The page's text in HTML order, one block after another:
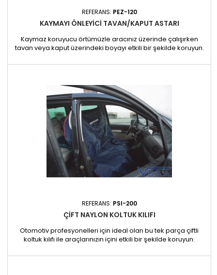
REFERANS: PEZ-120
KAYMAYI ÖNLEYICI TAVAN/KAPUT ASTARI
Kaymaz koruyucu örtümüzle aracınız üzerinde çalışırken
tavan veya kaput üzerindeki boyayı etkili bir şekilde koruyun.
yüzeyine zarar verme riski olmadan aletlerin, vidaların ve
çözüm sunar. Boyutlar ve ağırlık : Boyutlar: 1720 x 700 x...
REFERANS: PSI-200
ÇIFT NAYLON KOLTUK KILIFI
Otomotiv profesyonelleri için ideal olan bu tek parça çiftli
koltuk kılıfı ile araçlarınızın içini etkili bir şekilde koruyun.
için idealdir. Araç içlerinin geçici olarak korunmasını